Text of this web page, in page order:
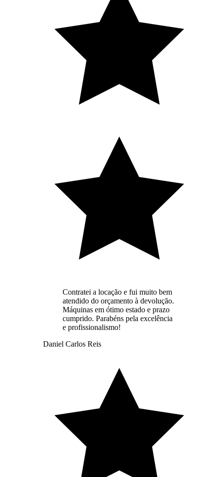
Contratei a locação e fui muito bem
atendido do orçamento à devolução.
Máquinas em ótimo estado e prazo
cumprido. Parabéns pela excelência
e profissionalismo!
Daniel Carlos Reis